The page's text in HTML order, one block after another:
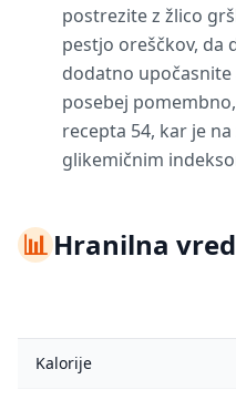
postrezite z žlico
pestjo oreščkov, da
dodatno upočasnite
posebej
recepta 54, kar je
glikemičnim
📊Hranilna
Kalorije